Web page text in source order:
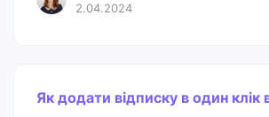
2.04.2024
Як додати відписку в один клік